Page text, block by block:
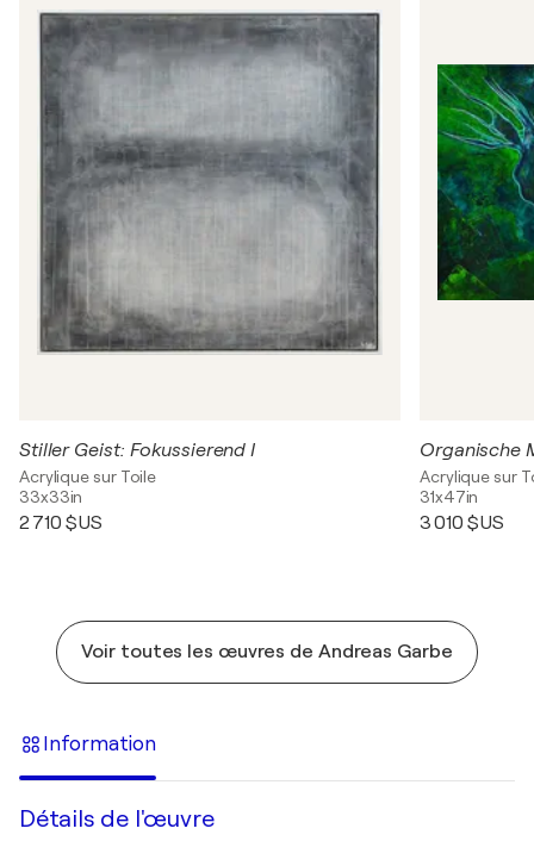
Stiller Geist: Fokussierend I
Acrylique sur Toile
33x33in
2 710 $US
Organische
Acrylique sur
31x47in
3 010 $US
Voir toutes les œuvres de Andreas Garbe
Information
Détails de l'œuvre